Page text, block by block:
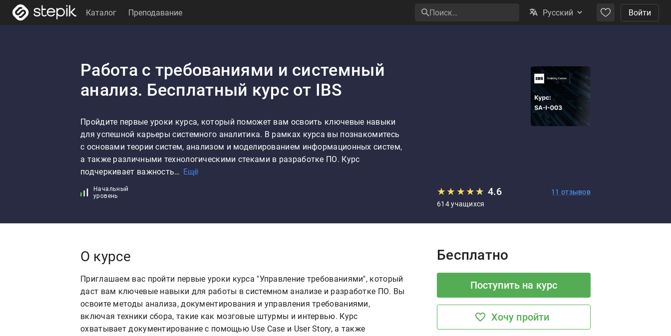
Каталог Преподавание Русский Войти
Работа с требованиями и системный
анализ. Бесплатный курс от IBS
Пройдите первые уроки курса, который поможет вам освоить ключевые навыки
для успешной карьеры системного аналитика. В рамках курса вы познакомитесь
с основами теории систем, анализом и моделированием информационных систем,
а также различными технологическими стеками в разработке ПО. Курс
подчеркивает важность… Ещё
Начальный
уровень
★★★★★
★ 4.6
11 отзывов
614 учащихся
О курсе
Приглашаем вас пройти первые уроки курса "Управление требованиями", который
даст вам ключевые навыки для работы в системном анализе и разработке ПО. Вы
освоите методы анализа, документирования и управления требованиями,
включая техники сбора, такие как мозговые штурмы и интервью. Курс
охватывает документирование с помощью Use Case и User Story, а также
Price:
Бесплатно
Поступить на курс
Хочу пройти